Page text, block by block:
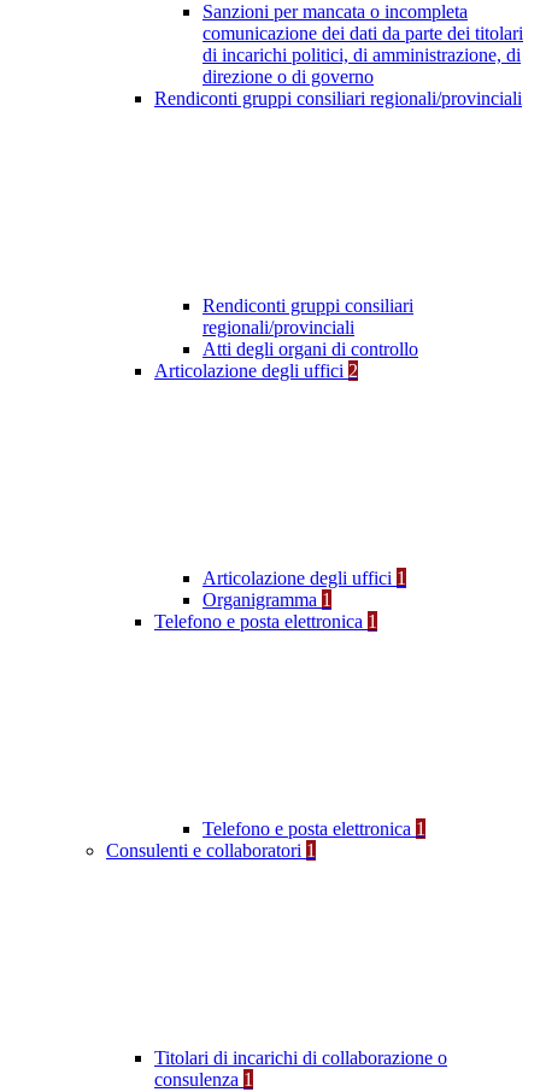
Sanzioni per mancata o incompleta
comunicazione dei dati da parte dei titolari
di incarichi politici, di amministrazione, di
direzione o di governo
Rendiconti gruppi consiliari regionali/provinciali
Rendiconti gruppi consiliari
regionali/provinciali
Atti degli organi di controllo
Articolazione degli uffici 2
Articolazione degli uffici 1
Organigramma 1
Telefono e posta elettronica 1
Telefono e posta elettronica 1
Consulenti e collaboratori 1
Titolari di incarichi di collaborazione o
consulenza 1